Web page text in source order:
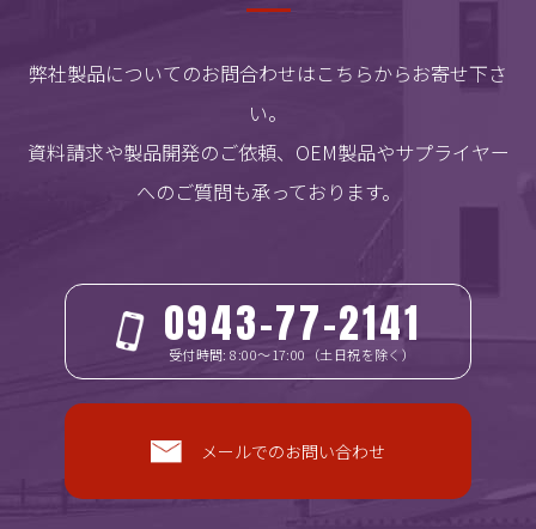
弊社製品についてのお問合わせはこちらからお寄せ下さ
い。
資料請求や製品開発のご依頼、OEM製品やサプライヤー
へのご質問も承っております。
0943-77-2141
受付時間: 8:00～17:00（土日祝を除く）
メールでのお問い合わせ